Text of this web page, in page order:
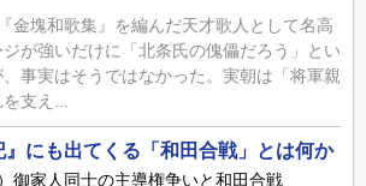
金塊和歌集』を編んだ天才歌人として名高
が強いだけに「北条氏の傀儡だろう」とい
事実はそうではなかった。実朝は「将軍親
支え...
にも出てくる「和田合戦」とは何か
御家人同士の主導権争いと和田合戦